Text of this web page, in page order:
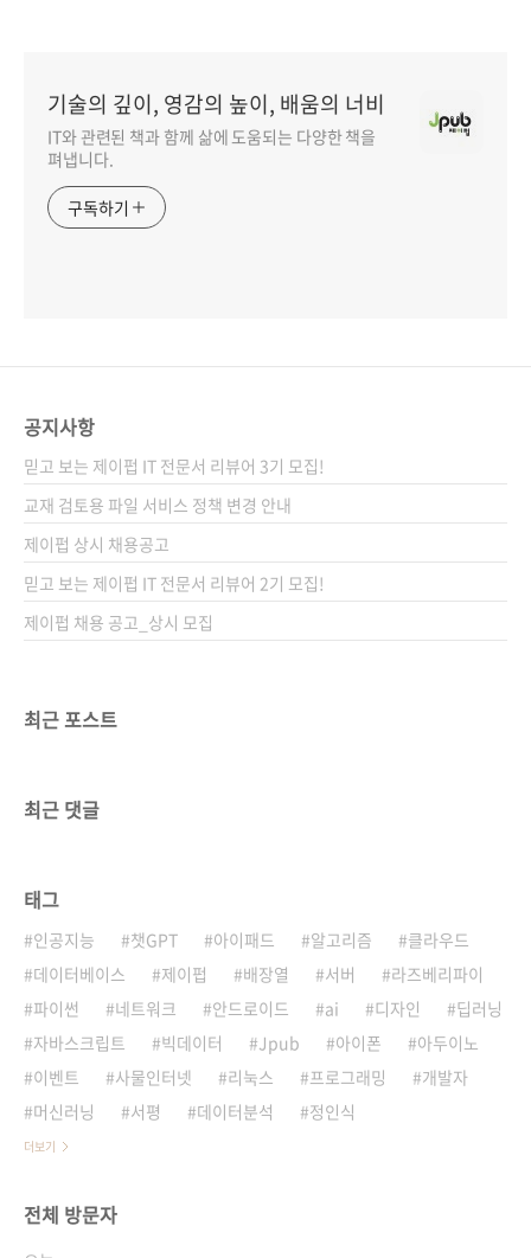
기술의 깊이, 영감의 높이, 배움의 너비
IT와 관련된 책과 함께 삶에 도움되는 다양한 책을
펴냅니다.
구독하기
공지사항
믿고 보는 제이펍 IT 전문서 리뷰어 3기 모집!
교재 검토용 파일 서비스 정책 변경 안내
제이펍 상시 채용공고
믿고 보는 제이펍 IT 전문서 리뷰어 2기 모집!
제이펍 채용 공고_상시 모집
최근 포스트
최근 댓글
태그
인공지능 챗GPT 아이패드 알고리즘
클라우드
데이터베이스
제이펍 배장열 서버
라즈베리파이
파이썬
네트워크 안드로이드 ai 디자인
딥러닝
자바스크립트
빅데이터 Jpub 아이폰
아두이노
이벤트
사물인터넷 리눅스 프로그래밍
개발자
머신러닝
서평 데이터분석 정인식
더보기
전체 방문자